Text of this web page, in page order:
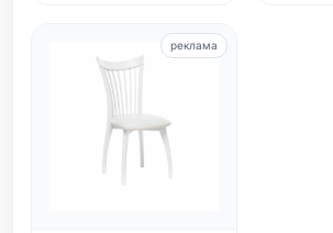
реклама